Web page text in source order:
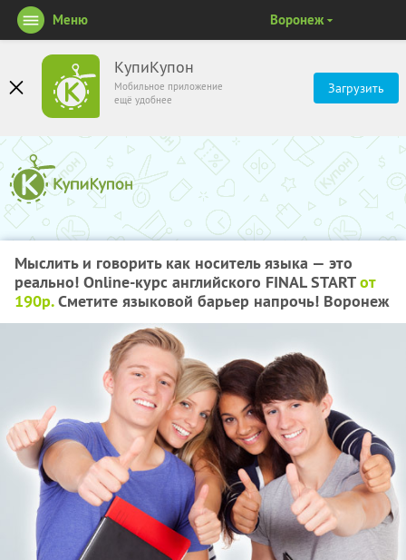
КупиКупон
Мобильное приложение
ещё удобнее
Загрузить
Меню Воронеж
Мыслить и говорить как носитель языка — это
реально! Online-курс английского FINAL STARTот
190р.Сметите языковой барьер напрочь! Воронеж